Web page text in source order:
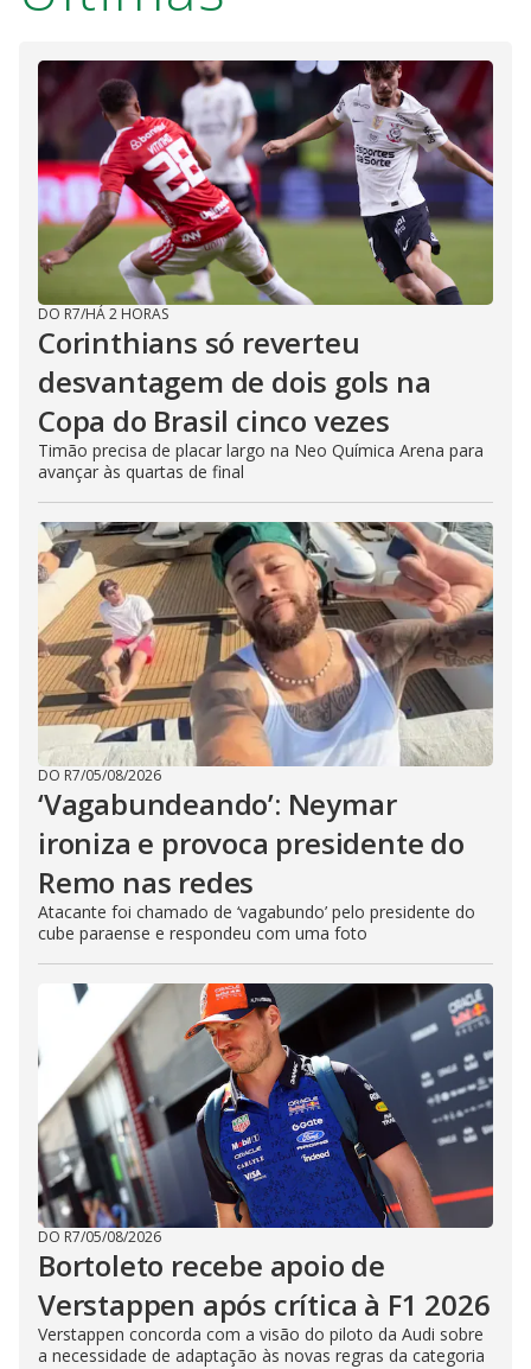
DO R7/HÁ 2 HORAS
Corinthians só reverteu
desvantagem de dois gols na
Copa do Brasil cinco vezes
Timão precisa de placar largo na Neo Química Arena para
avançar às quartas de final
DO R7/05/08/2026
‘Vagabundeando’: Neymar
ironiza e provoca presidente do
Remo nas redes
Atacante foi chamado de ‘vagabundo’ pelo presidente do
cube paraense e respondeu com uma foto
DO R7/05/08/2026
Bortoleto recebe apoio de
Verstappen após crítica à F1 2026
Verstappen concorda com a visão do piloto da Audi sobre
a necessidade de adaptação às novas regras da categoria